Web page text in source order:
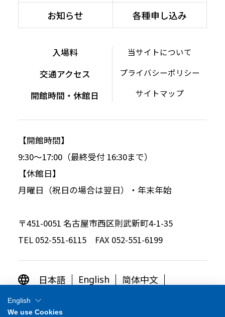
お知らせ
各種申し込み
入場料
交通アクセス
開館時間・休館日
当サイトについて
プライバシーポリシー
サイトマップ
【開館時間】
9:30～17:00（最終受付 16:30まで）
【休館日】
月曜日（祝日の場合は翌日）・年末年始
〒451-0051 名古屋市西区則武新町4-1-35
TEL 052-551-6115 FAX 052-551-6199
日本語 English
简体中文
繁体中文
English
We use Cookies